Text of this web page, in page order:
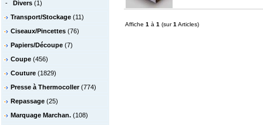
- Divers (1)
Transport/Stockage (11)
Ciseaux/Pincettes (76)
Papiers/Découpe (7)
Coupe (456)
Couture (1829)
Presse à Thermocoller(774)
Repassage (25)
Marquage Marchan. (108)
Affiche 1 à 1 (sur1 Articles)